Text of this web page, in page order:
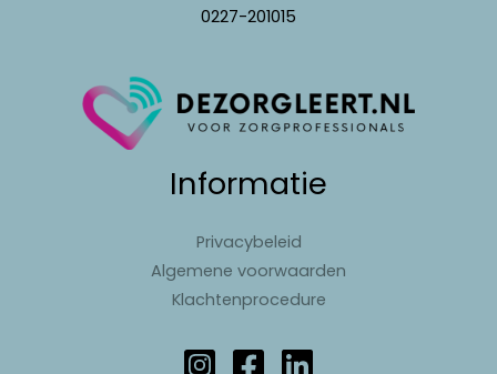
0227-201015
Informatie
Privacybeleid
Algemene voorwaarden
Klachtenprocedure